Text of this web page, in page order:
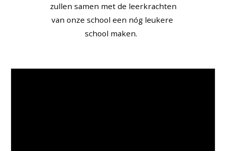
zullen samen met de leerkrachten
van onze school een nóg leukere
school maken.